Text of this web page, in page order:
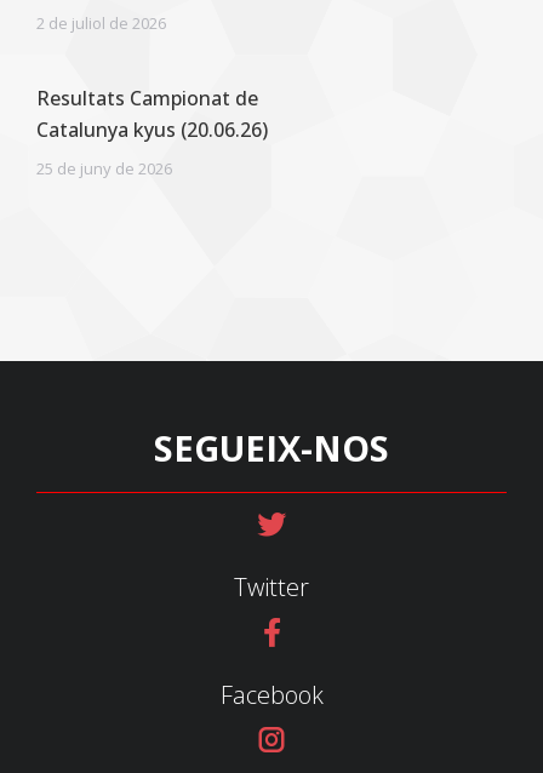
2 de juliol de 2026
Resultats Campionat de
Catalunya kyus (20.06.26)
25 de juny de 2026
SEGUEIX-NOS
Twitter
Facebook